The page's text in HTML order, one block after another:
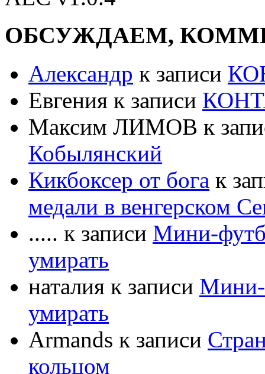
ОБСУЖДАЕМ,
Александр к записи
Евгения к записи
Максим ЛИМОВ к
Кобылянский
Кикбоксер от бога к
медали в венгерском
..... к записи Мини-
умирать
наталия к записи Мини-
умирать
Armands к записи
кольцом